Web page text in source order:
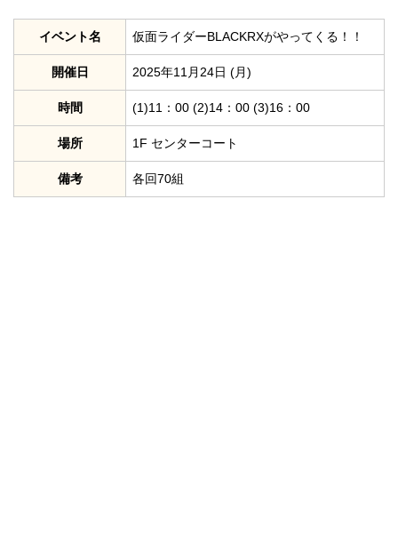
イベント名 仮面ライダーBLACKRXがやってくる！！
開催日 2025年11月24日 (月)
時間 (1)11：00 (2)14：00 (3)16：00
場所 1F センターコート
備考 各回70組